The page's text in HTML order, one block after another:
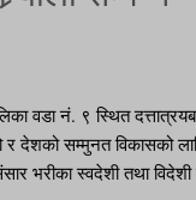
नं. ९ स्थित
देशको सम्मुनत विकासको
भरीका स्वदेशी तथा